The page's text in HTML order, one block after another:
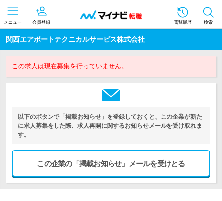
メニュー 会員登録 閲覧履歴 検索
関西エアポートテクニカルサービス株式会社
この求人は現在募集を行っていません。
以下のボタンで「掲載お知らせ」を登録しておくと、この企業が新た
に求人募集をした際、求人再開に関するお知らせメールを受け取れま
す。
この企業の「掲載お知らせ」メールを受けとる